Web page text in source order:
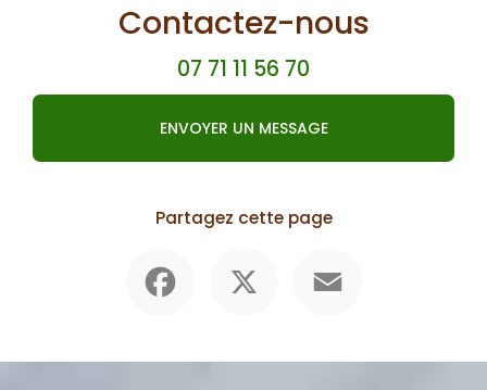
Contactez-nous
07 71 11 56 70
ENVOYER UN MESSAGE
Partagez cette page